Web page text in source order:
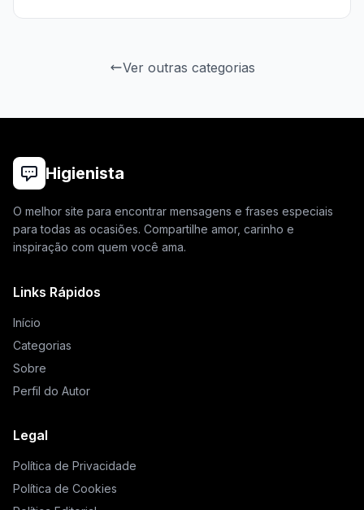
Ver outras categorias
Higienista
O melhor site para encontrar mensagens e frases especiais
para todas as ocasiões. Compartilhe amor, carinho e
inspiração com quem você ama.
Links Rápidos
Início
Categorias
Sobre
Perfil do Autor
Legal
Política de Privacidade
Política de Cookies